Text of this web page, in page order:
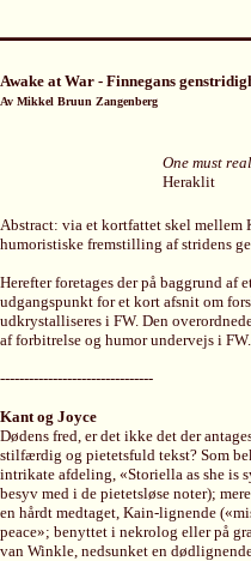
Awake at War - Finnegans
Av Mikkel Bruun Zangenberg
One must
Heraklit
Abstract: via et kortfattet skel mellem
humoristiske fremstilling af stridens
Herefter foretages der på baggrund
udgangspunkt for et kort afsnit om
udkrystalliseres i FW. Den
af forbitrelse og humor undervejs i FW.
--------------------------------
Kant og Joyce
Dødens fred, er det ikke det der
stilfærdig og pietetsfuld tekst? Som
intrikate afdeling, «Storiella as she is
besyv med i de pietetsløse noter);
en hårdt medtaget, Kain-lignende
peace»; benyttet i nekrolog eller på
van Winkle, nedsunket en